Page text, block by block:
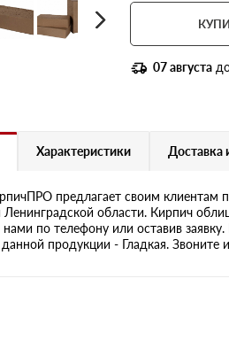
07 августа
Характеристики Доставка
предлагает своим клиентам
Ленинградской области. Кирпич
нами по телефону или оставив
продукции - Гладкая. Звоните